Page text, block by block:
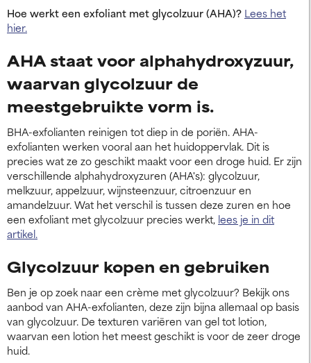
Hoe werkt een exfoliant met glycolzuur (AHA)? Lees het
hier.
AHA staat voor alphahydroxyzuur,
waarvan glycolzuur de
meestgebruikte vorm is.
BHA-exfolianten reinigen tot diep in de poriën. AHA-
exfolianten werken vooral aan het huidoppervlak. Dit is
precies wat ze zo geschikt maakt voor een droge huid. Er zijn
verschillende alphahydroxyzuren (AHA's): glycolzuur,
melkzuur, appelzuur, wijnsteenzuur, citroenzuur en
amandelzuur. Wat het verschil is tussen deze zuren en hoe
een exfoliant met glycolzuur precies werkt, lees je in dit
artikel.
Glycolzuur kopen en gebruiken
Ben je op zoek naar een crème met glycolzuur? Bekijk ons
aanbod van AHA-exfolianten, deze zijn bijna allemaal op basis
van glycolzuur. De texturen variëren van gel tot lotion,
waarvan een lotion het meest geschikt is voor de zeer droge
huid.